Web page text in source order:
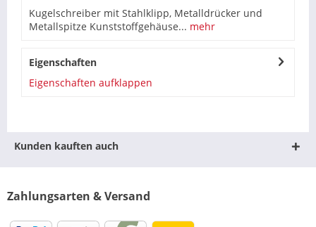
Kugelschreiber mit Stahlklipp, Metalldrücker und
Metallspitze Kunststoffgehäuse... mehr
Eigenschaften
Eigenschaften aufklappen
Kunden kauften auch
Zahlungsarten & Versand